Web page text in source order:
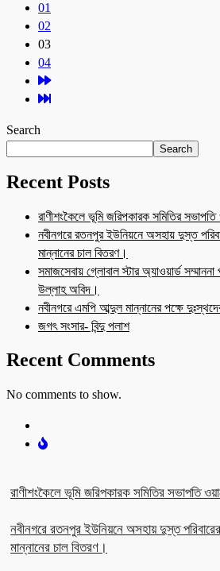
01
02
03
04
Search
Search
Recent Posts
রাণীশংকৈলে ভূমি জরিপকারক সমিতির
নবীনগরে রতনপুর ইউনিয়নে অসহায় দুস্ত
মান্নানের চাল বিতরণ।
সমাজসেবায় গ্লোবাল স্টার অ্যাওয়ার্ড
উল্লাহ অবিদ।
নবীনগরে এমপি আব্দুল মান্নানের পক্ষে
জগৎ সংসার- বিন্দু পলাশ
Recent Comments
No comments to show.
রাণীশংকৈলে ভূমি জরিপকারক সমিতির সভাপতি
নবীনগরে রতনপুর ইউনিয়নে অসহায় দুস্ত
মান্নানের চাল বিতরণ।